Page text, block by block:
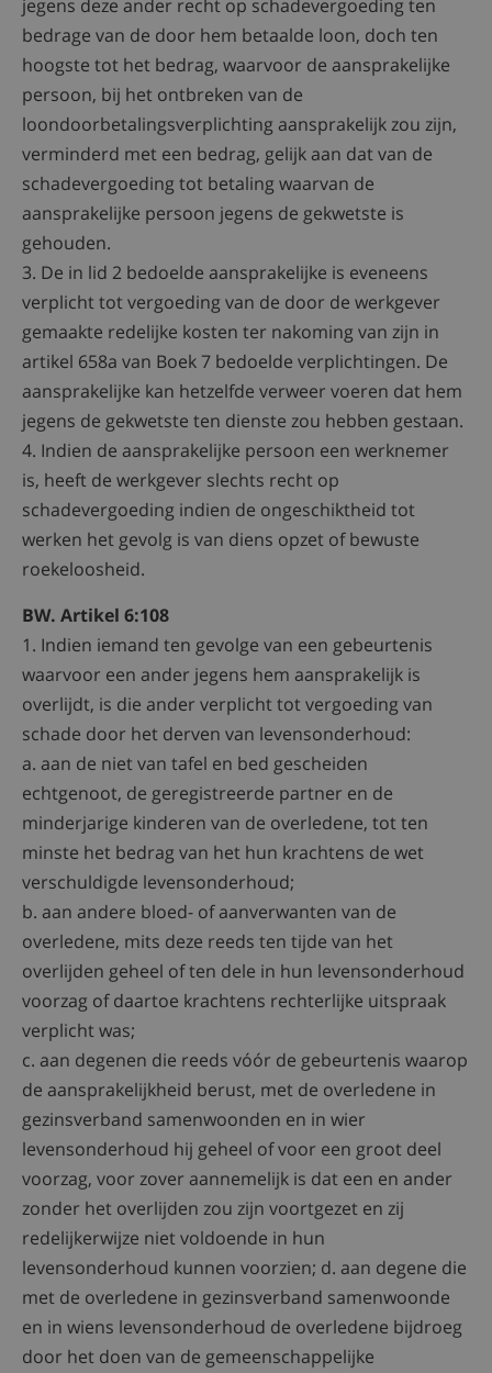
jegens deze ander recht op schadevergoeding ten
bedrage van de door hem betaalde loon, doch ten
hoogste tot het bedrag, waarvoor de aansprakelijke
persoon, bij het ontbreken van de
loondoorbetalingsverplichting aansprakelijk zou zijn,
verminderd met een bedrag, gelijk aan dat van de
schadevergoeding tot betaling waarvan de
aansprakelijke persoon jegens de gekwetste is
gehouden.
3. De in lid 2 bedoelde aansprakelijke is eveneens
verplicht tot vergoeding van de door de werkgever
gemaakte redelijke kosten ter nakoming van zijn in
artikel 658a van Boek 7 bedoelde verplichtingen. De
aansprakelijke kan hetzelfde verweer voeren dat hem
jegens de gekwetste ten dienste zou hebben gestaan.
4. Indien de aansprakelijke persoon een werknemer
is, heeft de werkgever slechts recht op
schadevergoeding indien de ongeschiktheid tot
werken het gevolg is van diens opzet of bewuste
roekeloosheid.
BW. Artikel 6:108
1. Indien iemand ten gevolge van een gebeurtenis
waarvoor een ander jegens hem aansprakelijk is
overlijdt, is die ander verplicht tot vergoeding van
schade door het derven van levensonderhoud:
a. aan de niet van tafel en bed gescheiden
echtgenoot, de geregistreerde partner en de
minderjarige kinderen van de overledene, tot ten
minste het bedrag van het hun krachtens de wet
verschuldigde levensonderhoud;
b. aan andere bloed- of aanverwanten van de
overledene, mits deze reeds ten tijde van het
overlijden geheel of ten dele in hun levensonderhoud
voorzag of daartoe krachtens rechterlijke uitspraak
verplicht was;
c. aan degenen die reeds vóór de gebeurtenis waarop
de aansprakelijkheid berust, met de overledene in
gezinsverband samenwoonden en in wier
levensonderhoud hij geheel of voor een groot deel
voorzag, voor zover aannemelijk is dat een en ander
zonder het overlijden zou zijn voortgezet en zij
redelijkerwijze niet voldoende in hun
levensonderhoud kunnen voorzien; d. aan degene die
met de overledene in gezinsverband samenwoonde
en in wiens levensonderhoud de overledene bijdroeg
door het doen van de gemeenschappelijke